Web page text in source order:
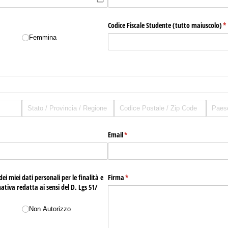
Femmina
Codice Fiscale Studente (tutto maiuscolo)*
Email*
(richiesto)
miei dati personali per le finalità e
redatta ai sensi del D. Lgs 51/​
Non Autorizzo
Firma*
(richiesto)